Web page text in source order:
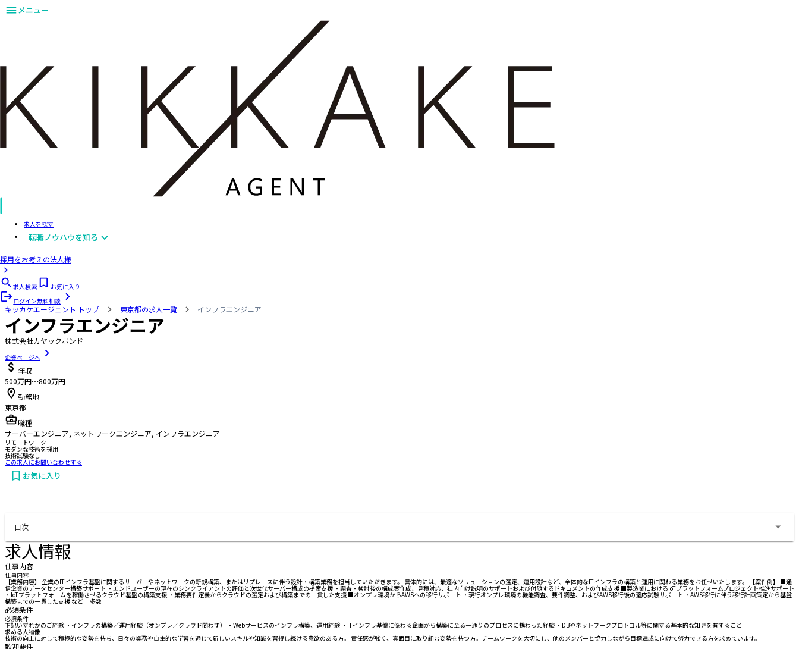
メニュー
求人を探す
転職ノウハウを知る
採用をお考えの法人様
求人検索
お気に入り
ログイン無料相談
キッカケエージェント トップ 東京都の求人一覧 インフラエンジニア
インフラエンジニア
株式会社カヤックボンド
企業ページへ
年収
500万円〜800万円
勤務地
東京都
職種
サーバーエンジニア, ネットワークエンジニア, インフラエンジニア
リモートワーク
モダンな技術を採用
技術試験なし
この求人にお問い合わせする
お気に入り
目次
求人情報
仕事内容
仕事内容
【業務内容】 企業のITインフラ基盤に関するサーバーやネットワークの新規構築、またはリプレースに伴う設計・構築業務を担当していただきます。 具体的には、最適なソリューションの選定、運用設計など、全体的なITインフラの構築と運用に関わる業務をお任せいたします。 【案件例】 ■通
信企業のデータセンター構築サポート ・エンドユーザーの現在のシンクライアントの評価と次世代サーバー構成の提案支援 ・調査・検討後の構成案作成、見積対応、社内向け説明のサポートおよび付随するドキュメントの作成支援 ■製造業におけるIoTプラットフォームプロジェクト推進サポート
・IoTプラットフォームを稼働させるクラウド基盤の構築支援 ・業務要件定義からクラウドの選定および構築までの一貫した支援 ■オンプレ環境からAWSへの移行サポート ・現行オンプレ環境の機能調査、要件調整、およびAWS移行後の適応試験サポート ・AWS移行に伴う移行計画策定から基盤
構築までの一貫した支援 など…多数
必須条件
必須条件
下記いずれかのご経験 ・インフラの構築／運用経験（オンプレ／クラウド問わず） ・Webサービスのインフラ構築、運用経験 ・ITインフラ基盤に係わる企画から構築に至る一通りのプロセスに携わった経験 ・DBやネットワークプロトコル等に関する基本的な知見を有すること
求める人物像
技術の向上に対して積極的な姿勢を持ち、日々の業務や自主的な学習を通じて新しいスキルや知識を習得し続ける意欲のある方。 責任感が強く、真面目に取り組む姿勢を持つ方。チームワークを大切にし、他のメンバーと協力しながら目標達成に向けて努力できる方を求めています。
歓迎要件